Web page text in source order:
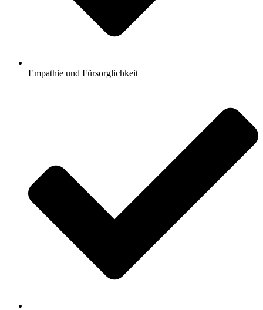
Empathie und Fürsorglichkeit